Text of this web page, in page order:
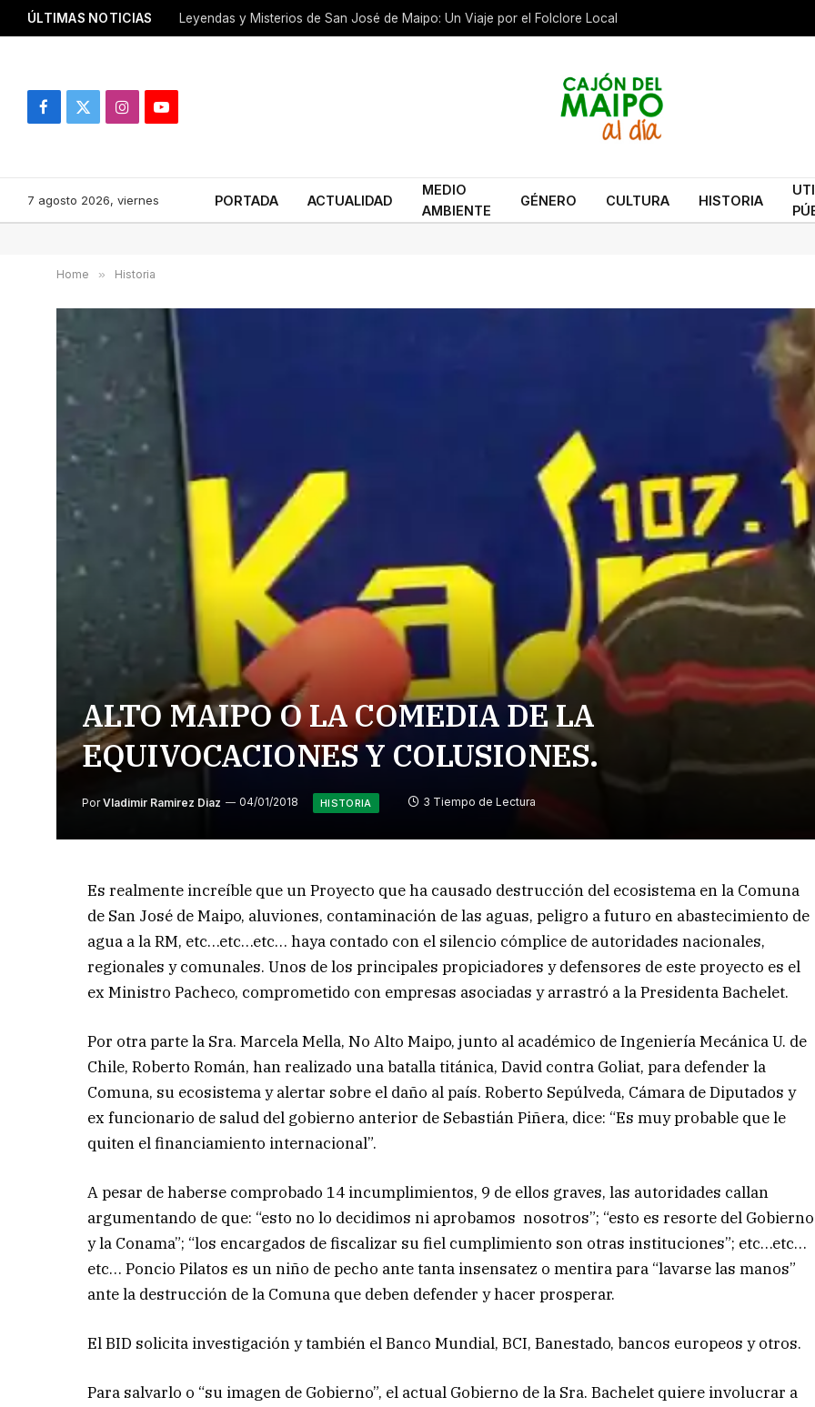
ÚLTIMAS NOTICIAS Leyendas y Misterios de San José de Maipo: Un Viaje por el Folclore Local
Facebook
X
InstagramYouTube
7 agosto 2026, viernes PORTADA ACTUALIDAD
MEDIO
AMBIENTE
GÉNERO CULTURA HISTORIA
Home » Historia
ALTO MAIPO O LA COMEDIA DE LA
EQUIVOCACIONES Y COLUSIONES.
Por Vladimir Ramirez Diaz 04/01/2018 HISTORIA 3 Tiempo de Lectura
Es realmente increíble que un Proyecto que ha causado destrucción del ecosistema en la Comuna
de San José de Maipo, aluviones, contaminación de las aguas, peligro a futuro en abastecimiento de
agua a la RM, etc…etc…etc… haya contado con el silencio cómplice de autoridades nacionales,
regionales y comunales. Unos de los principales propiciadores y defensores de este proyecto es el
ex Ministro Pacheco, comprometido con empresas asociadas y arrastró a la Presidenta Bachelet.
Por otra parte la Sra. Marcela Mella, No Alto Maipo, junto al académico de Ingeniería Mecánica U. de
Chile, Roberto Román, han realizado una batalla titánica, David contra Goliat, para defender la
Comuna, su ecosistema y alertar sobre el daño al país. Roberto Sepúlveda, Cámara de Diputados y
ex funcionario de salud del gobierno anterior de Sebastián Piñera, dice: “Es muy probable que le
quiten el financiamiento internacional”.
A pesar de haberse comprobado 14 incumplimientos, 9 de ellos graves, las autoridades callan
argumentando de que: “esto no lo decidimos ni aprobamos nosotros”; “esto es resorte del Gobierno
y la Conama”; “los encargados de fiscalizar su fiel cumplimiento son otras instituciones”; etc…etc…
etc… Poncio Pilatos es un niño de pecho ante tanta insensatez o mentira para “lavarse las manos”
ante la destrucción de la Comuna que deben defender y hacer prosperar.
El BID solicita investigación y también el Banco Mundial, BCI, Banestado, bancos europeos y otros.
Para salvarlo o “su imagen de Gobierno”, el actual Gobierno de la Sra. Bachelet quiere involucrar a